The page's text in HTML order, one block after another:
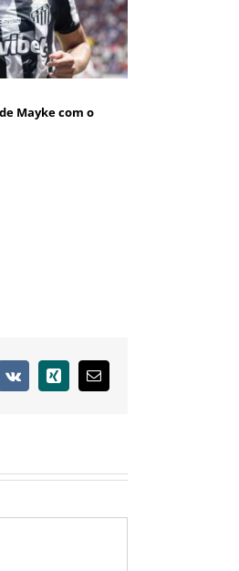
Mayke com o
Vk Xing
E-
mail